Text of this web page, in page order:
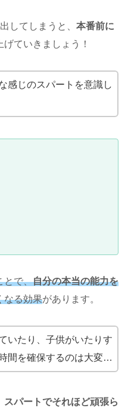
してしまうと、 本番前に
ていきましょう！
感じのスパートを意識し
とで、自分の本当の能力を
なる効果があります。
いたり、子供がいたりす
間を確保するのは大変…
スパートでそれほど頑張ら